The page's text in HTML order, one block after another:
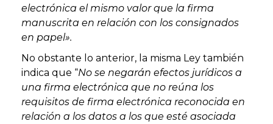
electrónica el mismo valor que la firma
manuscrita en relación con los consignados
en papel».
No obstante lo anterior, la misma Ley también
indica que “No se negarán efectos jurídicos a
una firma electrónica que no reúna los
requisitos de firma electrónica reconocida en
relación a los datos a los que esté asociada